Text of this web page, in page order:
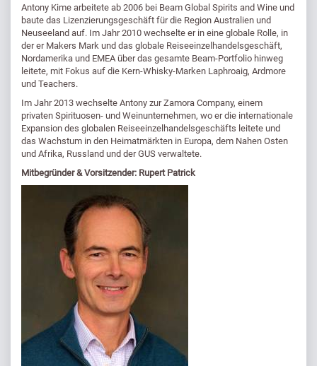
Antony Kime arbeitete ab 2006 bei Beam Global Spirits and Wine und
baute das Lizenzierungsgeschäft für die Region Australien und
Neuseeland auf. Im Jahr 2010 wechselte er in eine globale Rolle, in
der er Makers Mark und das globale Reiseeinzelhandelsgeschäft,
Nordamerika und EMEA über das gesamte Beam-Portfolio hinweg
leitete, mit Fokus auf die Kern-Whisky-Marken Laphroaig, Ardmore
und Teachers.
Im Jahr 2013 wechselte Antony zur Zamora Company, einem
privaten Spirituosen- und Weinunternehmen, wo er die internationale
Expansion des globalen Reiseeinzelhandelsgeschäfts leitete und
das Wachstum in den Heimatmärkten in Europa, dem Nahen Osten
und Afrika, Russland und der GUS verwaltete.
Mitbegründer & Vorsitzender: Rupert Patrick